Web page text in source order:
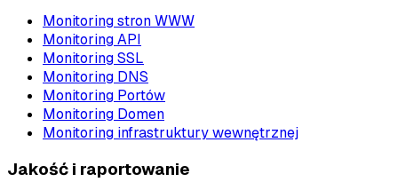
Monitoring stron WWW
Monitoring API
Monitoring SSL
Monitoring DNS
Monitoring Portów
Monitoring Domen
Monitoring infrastruktury wewnętrznej
Jakość i raportowanie